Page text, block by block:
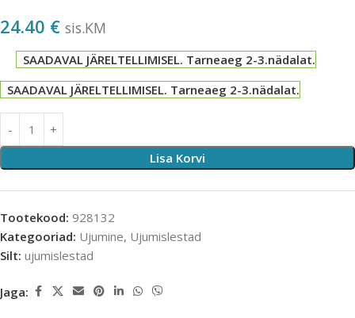
24.40 € sis.KM
SAADAVAL JÄRELTELLIMISEL. Tarneaeg 2-3.nädalat.
SAADAVAL JÄRELTELLIMISEL. Tarneaeg 2-3.nädalat.
Lisa Korvi
Tootekood: 928132
Kategooriad: Ujumine, Ujumislestad
Silt: ujumislestad
Jaga: